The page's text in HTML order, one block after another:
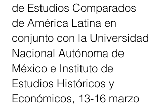
de Estudios Comparados
de América Latina en
conjunto con la Universidad
Nacional Autónoma de
México e Instituto de
Estudios Históricos y
Económicos, 13-16 marzo